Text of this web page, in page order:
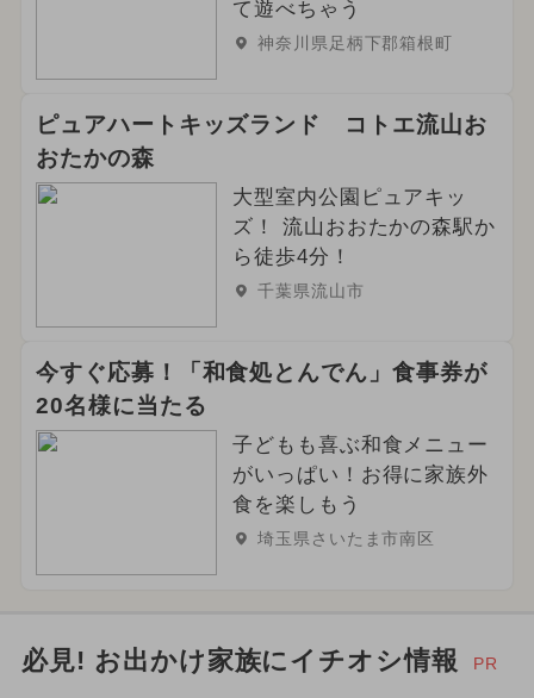
て遊べちゃう
神奈川県足柄下郡箱根町
ピュアハートキッズランド コトエ流山お
おたかの森
大型室内公園ピュアキッ
ズ！ 流山おおたかの森駅か
ら徒歩4分！
千葉県流山市
今すぐ応募！「和食処とんでん」食事券が
20名様に当たる
子どもも喜ぶ和食メニュー
がいっぱい！お得に家族外
食を楽しもう
埼玉県さいたま市南区
必見! お出かけ家族にイチオシ情報 PR